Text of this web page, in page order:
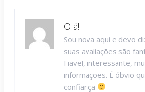
Olá!
Sou nova aqui e devo
suas avaliações são
Fiável, interessante,
informações. É óbvio
confiança